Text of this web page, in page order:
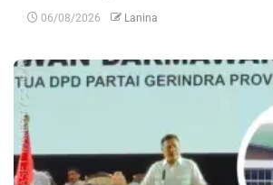
06/08/2026 Lanina